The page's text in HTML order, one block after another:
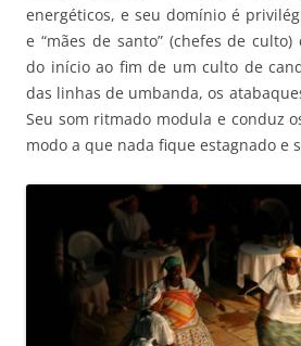
energéticos, e seu domínio é
e “mães de santo” (chefes de culto)
do início ao fim de um culto de
das linhas de umbanda, os
Seu som ritmado modula e conduz
modo a que nada fique estagnado e